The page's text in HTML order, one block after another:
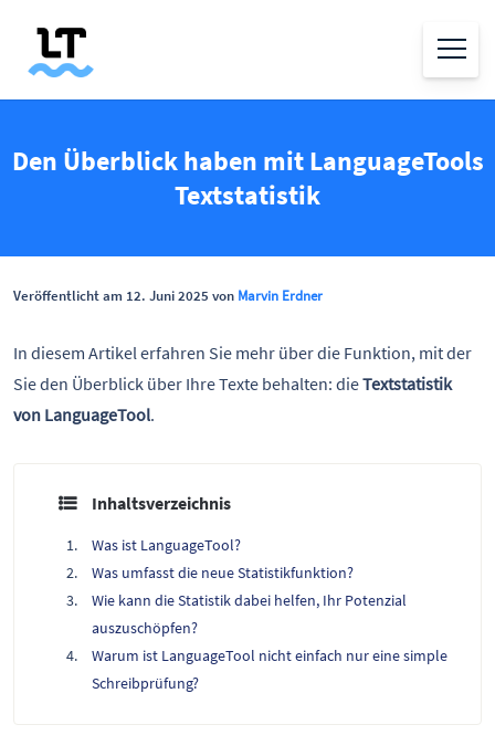
Den Überblick haben mit LanguageTools
Textstatistik
Veröffentlicht am 12. Juni 2025 von Marvin Erdner
In diesem Artikel erfahren Sie mehr über die Funktion, mit der
Sie den Überblick über Ihre Texte behalten: dieTextstatistik
von LanguageTool.
Inhaltsverzeichnis
Was ist LanguageTool?
Was umfasst die neue Statistikfunktion?
Wie kann die Statistik dabei helfen, Ihr Potenzial
auszuschöpfen?
Warum ist LanguageTool nicht einfach nur eine simple
Schreibprüfung?